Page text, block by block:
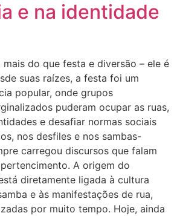
e na identidade
mais do que festa e diversão – ele é
suas raízes, a festa foi um
popular, onde grupos
puderam ocupar as ruas,
e desafiar normas sociais
nos desfiles e nos sambas-
carregou discursos que falam
A origem do
diretamente ligada à cultura
e às manifestações de rua,
por muito tempo. Hoje, ainda